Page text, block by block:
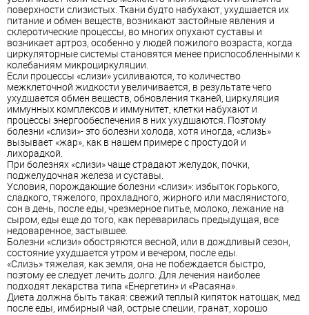
поверхности слизистых. Ткани будто набухают, ухудшается их
питание и обмен веществ, возникают застойные явления и
склеротические процессы, во многих опухают суставы и
возникает артроз, особенно у людей пожилого возраста, когда
циркуляторные системы становятся менее приспособленными к
колебаниям микроциркуляции.
Если процессы «слизи» усиливаются, то количество
межклеточной жидкости увеличивается, в результате чего
ухудшается обмен веществ, обновления тканей, циркуляция
иммунных комплексов и иммунитет, клетки набухают и
процессы энергообеспечения в них ухудшаются. Поэтому
болезни «слизи»- это болезни холода, хотя иногда, «слизь»
вызывает «жар», как в нашем примере с простудой и
лихорадкой.
При болезнях «слизи» чаще страдают желудок, почки,
поджелудочная железа и суставы.
Условия, порождающие болезни «слизи»: избыток горького,
сладкого, тяжелого, прохладного, жирного или маслянистого,
сон в день, после еды, чрезмерное питье, молоко, лежание на
сыром, еды еще до того, как переварилась предыдущая, все
недоваренное, застывшее.
Болезни «слизи» обостряются весной, или в дождливый сезон,
состояние ухудшается утром и вечером, после еды.
«Слизь» тяжелая, как земля, она не побеждается быстро,
поэтому ее следует лечить долго. Для лечения наиболее
подходят лекарства типа «Енергетин» и «Расаяна».
Диета должна быть такая: свежий теплый кипяток натощак, мед
после еды, имбирный чай, острые специи, гранат, хорошо